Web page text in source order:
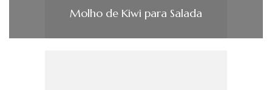
Molho de Kiwi para Salada